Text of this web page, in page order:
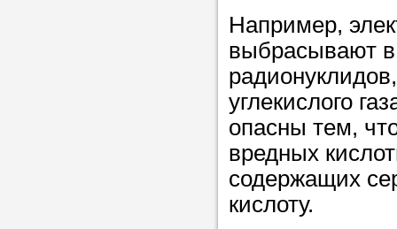
Мы
в
советам,
Например,
выбрасывают
углекислого
опасны тем,
вредных
содержащих
кислоту.